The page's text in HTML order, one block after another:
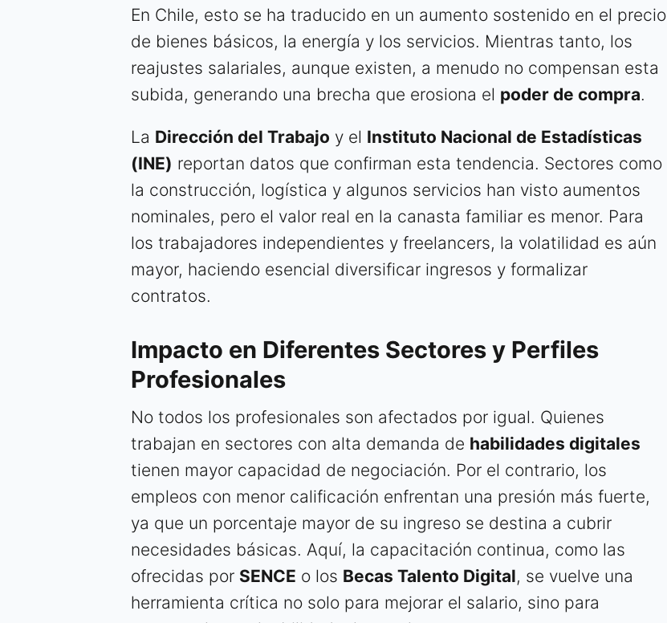
En Chile, esto se ha traducido en un aumento sostenido en el precio
de bienes básicos, la energía y los servicios. Mientras tanto, los
reajustes salariales, aunque existen, a menudo no compensan esta
subida, generando una brecha que erosiona el poder de compra.
La Dirección del Trabajo y el Instituto Nacional de Estadísticas
(INE) reportan datos que confirman esta tendencia. Sectores como
la construcción, logística y algunos servicios han visto aumentos
nominales, pero el valor real en la canasta familiar es menor. Para
los trabajadores independientes y freelancers, la volatilidad es aún
mayor, haciendo esencial diversificar ingresos y formalizar
contratos.
Impacto en Diferentes Sectores y Perfiles
Profesionales
No todos los profesionales son afectados por igual. Quienes
trabajan en sectores con alta demanda de habilidades digitales
tienen mayor capacidad de negociación. Por el contrario, los
empleos con menor calificación enfrentan una presión más fuerte,
ya que un porcentaje mayor de su ingreso se destina a cubrir
necesidades básicas. Aquí, la capacitación continua, como las
ofrecidas por SENCE o los Becas Talento Digital, se vuelve una
herramienta crítica no solo para mejorar el salario, sino para